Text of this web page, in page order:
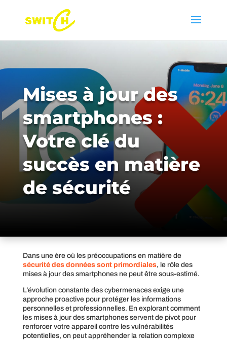
Mises à jour des
smartphones :
Votre clé du
succès en matière
de sécurité
Dans une ère où les préoccupations en matière de
sécurité des données sont primordiales, le rôle des
mises à jour des smartphones ne peut être sous-estimé.
L’évolution constante des cybermenaces exige une
approche proactive pour protéger les informations
personnelles et professionnelles. En explorant comment
les mises à jour des smartphones servent de pivot pour
renforcer votre appareil contre les vulnérabilités
potentielles, on peut appréhender la relation complexe